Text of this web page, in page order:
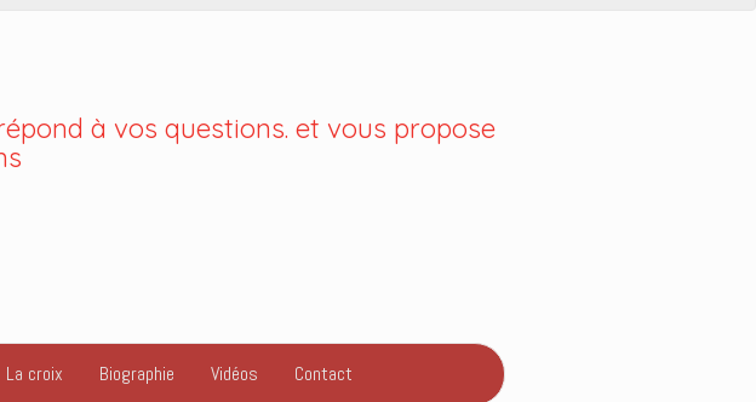
à vos questions. et vous propose
La croix Biographie Vidéos Contact